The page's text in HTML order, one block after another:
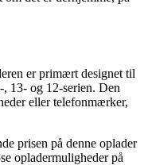
er primært designet til
13- og 12-serien. Den
eller telefonmærker,
prisen på denne oplader
opladermuligheder på